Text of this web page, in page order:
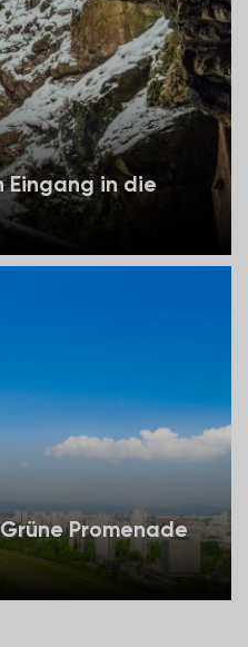
Eingang in die
Promenade